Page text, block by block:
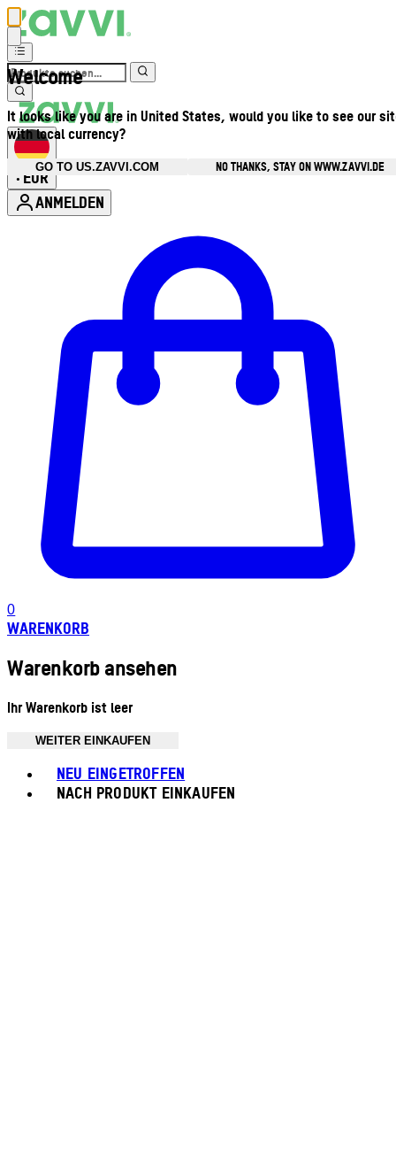
Welcome
It looks like you are in United States, would you like to see our
with local currency?
GO TO US.ZAVVI.COM
NO THANKS, STAY ON WWW.ZAVVI.DE
• EUR
ANMELDEN
0
WARENKORB
Warenkorb ansehen
Ihr Warenkorb ist leer
WEITER EINKAUFEN
NEU EINGETROFFEN
NACH PRODUKT EINKAUFEN